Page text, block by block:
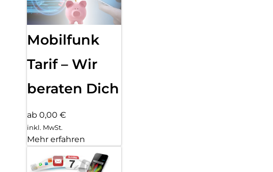
Mobilfunk
Tarif – Wir
beraten Dich
ab 0,00 €
inkl. MwSt.
Mehr erfahren